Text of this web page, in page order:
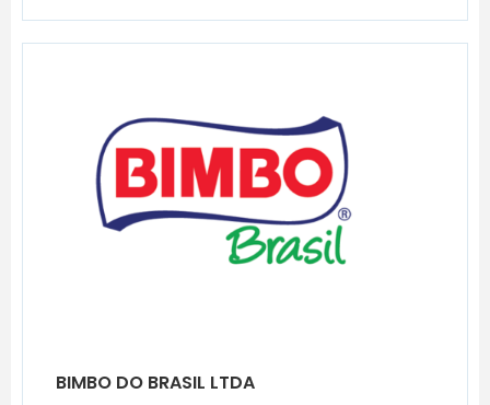
BIMBO DO BRASIL LTDA